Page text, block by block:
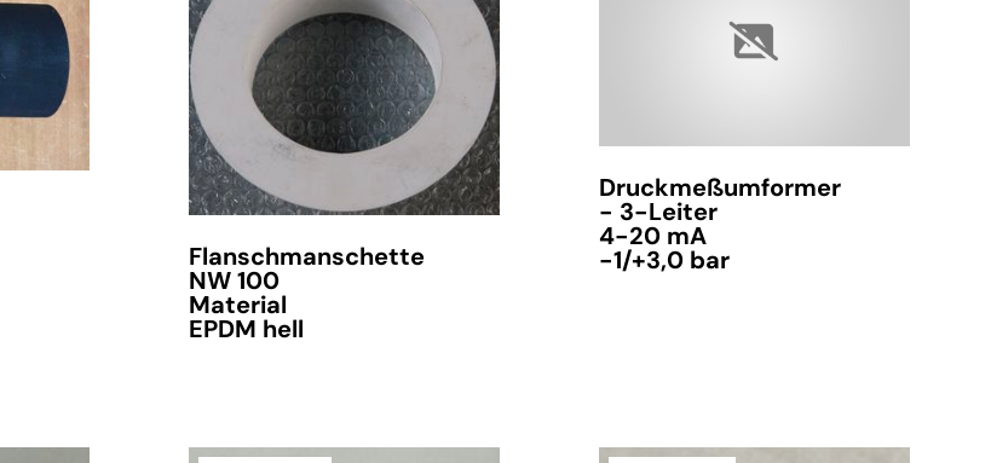
Flanschmanschette
NW 100
Material
EPDM hell
Druckmeßumformer
- 3-Leiter
4-20 mA
-1/+3,0 bar